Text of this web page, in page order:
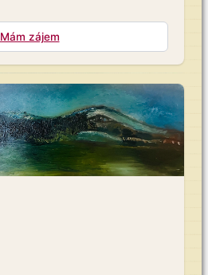
Mám zájem